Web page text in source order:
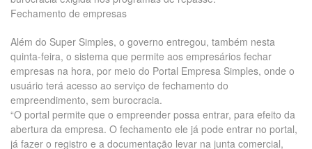
Fechamento de empresas
Além do Super Simples, o governo entregou, também nesta
quinta-feira, o sistema que permite aos empresários fechar
empresas na hora, por meio do Portal Empresa Simples, onde o
usuário terá acesso ao serviço de fechamento do
empreendimento, sem burocracia.
“O portal permite que o empreender possa entrar, para efeito da
abertura da empresa. O fechamento ele já pode entrar no portal,
já fazer o registro e a documentação levar na junta comercial,